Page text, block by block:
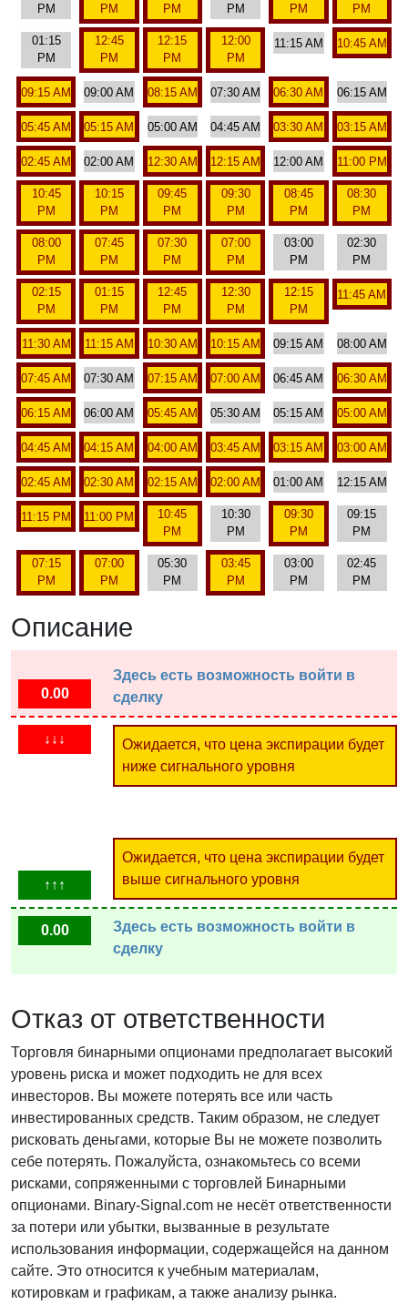
PM
PM
PM
PM
PM
PM
01:15
PM
12:45
PM
12:15
PM
12:00
PM
11:15 AM 10:45 AM
09:15 AM 09:00 AM 08:15 AM 07:30 AM 06:30 AM 06:15 AM
05:45 AM 05:15 AM 05:00 AM 04:45 AM 03:30 AM 03:15 AM
02:45 AM 02:00 AM 12:30 AM 12:15 AM 12:00 AM 11:00 PM
10:45
PM
10:15
PM
09:45
PM
09:30
PM
08:45
PM
08:30
PM
08:00
PM
07:45
PM
07:30
PM
07:00
PM
03:00
PM
02:30
PM
02:15
PM
01:15
PM
12:45
PM
12:30
PM
12:15
PM
11:45 AM
11:30 AM 11:15 AM 10:30 AM 10:15 AM 09:15 AM 08:00 AM
07:45 AM 07:30 AM 07:15 AM 07:00 AM 06:45 AM 06:30 AM
06:15 AM 06:00 AM 05:45 AM 05:30 AM 05:15 AM 05:00 AM
04:45 AM 04:15 AM 04:00 AM 03:45 AM 03:15 AM 03:00 AM
02:45 AM 02:30 AM 02:15 AM 02:00 AM 01:00 AM 12:15 AM
11:15 PM 11:00 PM
10:45
PM
10:30
PM
09:30
PM
09:15
PM
07:15
PM
07:00
PM
05:30
PM
03:45
PM
03:00
PM
02:45
PM
Описание
0.00
Здесь есть возможность войти в
сделку
↓↓↓
Ожидается, что цена экспирации будет
ниже сигнального уровня
↑↑↑
Ожидается, что цена экспирации будет
выше сигнального уровня
0.00
Здесь есть возможность войти в
сделку
Отказ от ответственности
Торговля бинарными опционами предполагает высокий
уровень риска и может подходить не для всех
инвесторов. Вы можете потерять все или часть
инвестированных средств. Таким образом, не следует
рисковать деньгами, которые Вы не можете позволить
себе потерять. Пожалуйста, ознакомьтесь со всеми
рисками, сопряженными с торговлей Бинарными
опционами. Binary-Signal.com не несёт ответственности
за потери или убытки, вызванные в результате
использования информации, содержащейся на данном
сайте. Это относится к учебным материалам,
котировкам и графикам, а также анализу рынка.